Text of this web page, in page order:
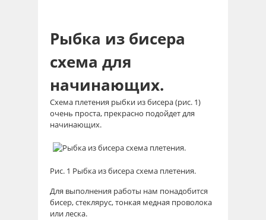
Рыбка из бисера
схема для
начинающих.
Схема плетения рыбки из бисера (рис. 1)
очень проста, прекрасно подойдет для
начинающих.
Рис. 1 Рыбка из бисера схема плетения.
Для выполнения работы нам понадобится
бисер, стеклярус, тонкая медная проволока
или леска.